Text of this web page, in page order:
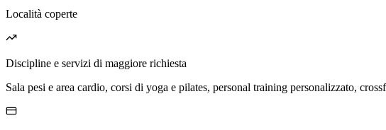
Località coperte
Discipline e servizi di maggiore richiesta
Sala pesi e area cardio, corsi di yoga e pilates, personal training personalizzato,